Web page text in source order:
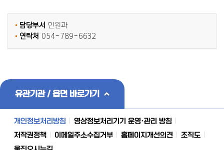
담당부서 민원과
연락처 054-789-6632
유관기관 / 읍면 바로가기
개인정보처리방침
영상정보처리기기 운영·관리 방침
저작권정책
이메일주소수집거부 홈페이지개선의견
조직도